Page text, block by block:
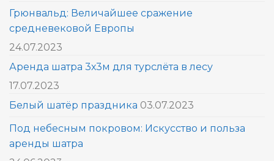
Грюнвальд: Величайшее сражение
средневековой Европы
24.07.2023
Аренда шатра 3х3м для турслёта в лесу
17.07.2023
Белый шатёр праздника 03.07.2023
Под небесным покровом: Искусство и польза
аренды шатра